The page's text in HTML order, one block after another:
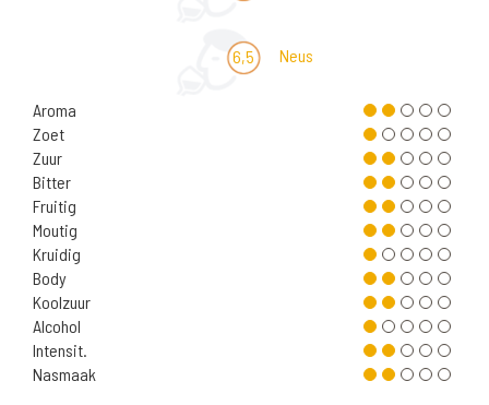
6,5 Neus
Aroma
Zoet
Zuur
Bitter
Fruitig
Moutig
Kruidig
Body
Koolzuur
Alcohol
Intensit.
Nasmaak